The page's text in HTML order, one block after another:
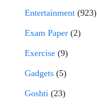
Entertainment (923)
Exam Paper (2)
Exercise (9)
Gadgets (5)
Goshti (23)